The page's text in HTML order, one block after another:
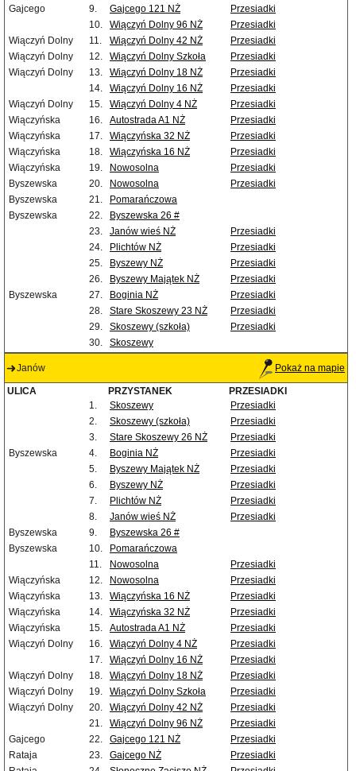
Gajcego
9. Gajcego 121 NŻ
Przesiadki
10.
Wiączyń Dolny 96 NŻ
Przesiadki
Wiączyń Dolny
11. Wiączyń Dolny 42 NŻ
Przesiadki
Wiączyń Dolny
12. Wiączyń Dolny Szkoła
Przesiadki
Wiączyń Dolny
13. Wiączyń Dolny 18 NŻ
Przesiadki
14.
Wiączyń Dolny 16 NŻ
Przesiadki
Wiączyń Dolny
15. Wiączyń Dolny 4 NŻ
Przesiadki
Wiączyńska
16. Autostrada A1 NŻ
Przesiadki
Wiączyńska
17. Wiączyńska 32 NŻ
Przesiadki
Wiączyńska
18. Wiączyńska 16 NŻ
Przesiadki
Wiączyńska
19. Nowosolna
Przesiadki
Byszewska
20. Nowosolna
Przesiadki
Byszewska
21.
Pomarańczowa
Byszewska
22.
Byszewska 26 #
23.
Janów wieś NŻ
Przesiadki
24.
Plichtów NŻ
Przesiadki
25.
Byszewy NŻ
Przesiadki
26.
Byszewy Majątek NŻ
Przesiadki
Byszewska
27. Boginia NŻ
Przesiadki
28.
Stare Skoszewy 23 NŻ
Przesiadki
29.
Skoszewy (szkoła)
Przesiadki
30.
Skoszewy
Janów Pokaż na mapie
ULICA PRZYSTANEK
PRZESIADKI
1.
Skoszewy
Przesiadki
2.
Skoszewy (szkoła)
Przesiadki
3.
Stare Skoszewy 26 NŻ
Przesiadki
Byszewska
4. Boginia NŻ
Przesiadki
5.
Byszewy Majątek NŻ
Przesiadki
6.
Byszewy NŻ
Przesiadki
7.
Plichtów NŻ
Przesiadki
8.
Janów wieś NŻ
Przesiadki
Byszewska
9.
Byszewska 26 #
Byszewska
10.
Pomarańczowa
11.
Nowosolna
Przesiadki
Wiączyńska
12. Nowosolna
Przesiadki
Wiączyńska
13. Wiączyńska 16 NŻ
Przesiadki
Wiączyńska
14. Wiączyńska 32 NŻ
Przesiadki
Wiączyńska
15. Autostrada A1 NŻ
Przesiadki
Wiączyń Dolny
16. Wiączyń Dolny 4 NŻ
Przesiadki
17.
Wiączyń Dolny 16 NŻ
Przesiadki
Wiączyń Dolny
18. Wiączyń Dolny 18 NŻ
Przesiadki
Wiączyń Dolny
19. Wiączyń Dolny Szkoła
Przesiadki
Wiączyń Dolny
20. Wiączyń Dolny 42 NŻ
Przesiadki
21.
Wiączyń Dolny 96 NŻ
Przesiadki
Gajcego
22. Gajcego 121 NŻ
Przesiadki
Rataja
23. Gajcego NŻ
Przesiadki